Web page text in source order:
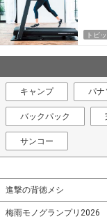
トピ
キャンプ パナ
バックパック
サンコー
進撃の背徳メシ
梅雨モノグランプリ2026